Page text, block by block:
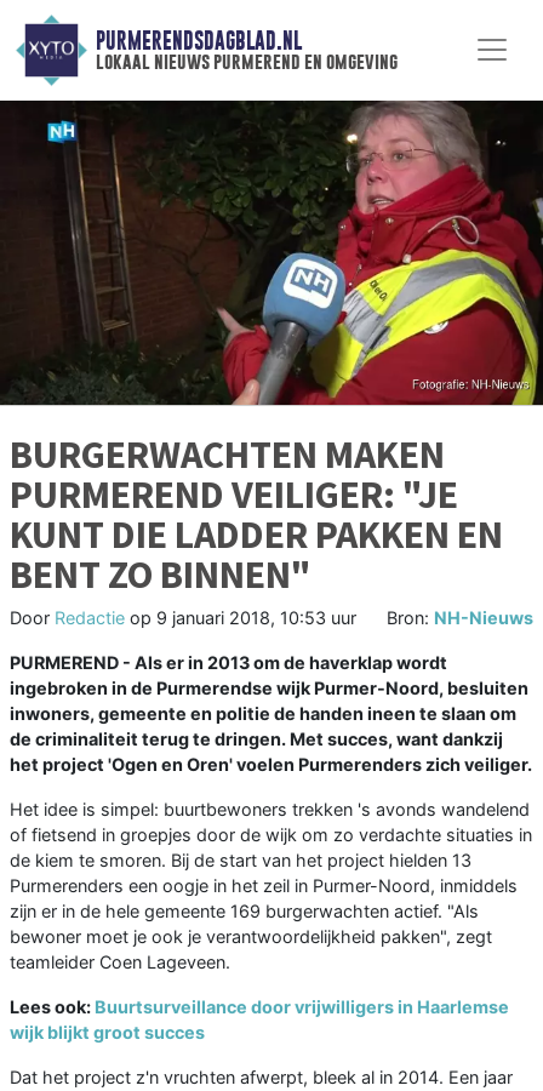
PURMERENDSDAGBLAD.NL
lokaal nieuws purmerend en omgeving
BURGERWACHTEN MAKEN
PURMEREND VEILIGER: "JE
KUNT DIE LADDER PAKKEN EN
BENT ZO BINNEN"
Door Redactie op 9 januari 2018, 10:53 uur Bron: NH-Nieuws
PURMEREND - Als er in 2013 om de haverklap wordt
ingebroken in de Purmerendse wijk Purmer-Noord, besluiten
inwoners, gemeente en politie de handen ineen te slaan om
de criminaliteit terug te dringen. Met succes, want dankzij
het project 'Ogen en Oren' voelen Purmerenders zich veiliger.
Het idee is simpel: buurtbewoners trekken 's avonds wandelend
of fietsend in groepjes door de wijk om zo verdachte situaties in
de kiem te smoren. Bij de start van het project hielden 13
Purmerenders een oogje in het zeil in Purmer-Noord, inmiddels
zijn er in de hele gemeente 169 burgerwachten actief. "Als
bewoner moet je ook je verantwoordelijkheid pakken", zegt
teamleider Coen Lageveen.
Lees ook: Buurtsurveillance door vrijwilligers in Haarlemse
wijk blijkt groot succes
Dat het project z'n vruchten afwerpt, bleek al in 2014. Een jaar